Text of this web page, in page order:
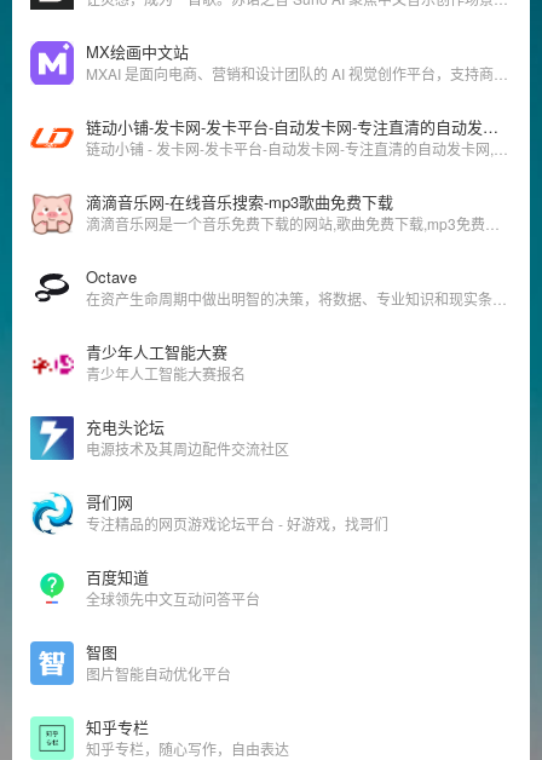
MX绘画中文站
链动小铺-发卡网-发卡平台-自动发卡网-专注直清的自动发卡网,链动小铺发卡网
滴滴音乐网-在线音乐搜索-mp3歌曲免费下载
Octave
青少年人工智能大赛
青少年人工智能大赛报名
充电头论坛
电源技术及其周边配件交流社区
哥们网
专注精品的网页游戏论坛平台 - 好游戏，找哥们
百度知道
全球领先中文互动问答平台
智图
图片智能自动优化平台
知乎专栏
知乎专栏，随心写作，自由表达